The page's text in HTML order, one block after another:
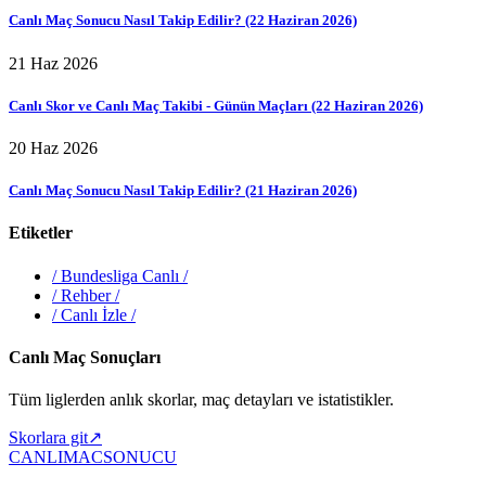
Canlı Maç Sonucu Nasıl Takip Edilir? (22 Haziran 2026)
21 Haz 2026
Canlı Skor ve Canlı Maç Takibi - Günün Maçları (22 Haziran 2026)
20 Haz 2026
Canlı Maç Sonucu Nasıl Takip Edilir? (21 Haziran 2026)
Etiketler
/Bundesliga Canlı /
/Rehber/
/Canlı İzle /
Canlı Maç Sonuçları
Tüm liglerden anlık skorlar, maç detayları ve istatistikler.
Skorlara git↗
CANLIMACSONUCU